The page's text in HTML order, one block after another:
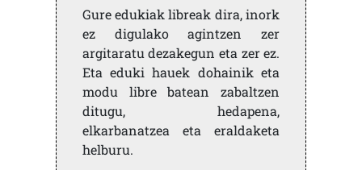
Gure edukiak libreak dira, inork
ez digulako agintzen zer
argitaratu dezakegun eta zer ez.
Eta eduki hauek dohainik eta
modu libre batean zabaltzen
ditugu, hedapena,
elkarbanatzea eta eraldaketa
helburu.